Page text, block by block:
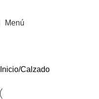
Menú
Inicio Calzado